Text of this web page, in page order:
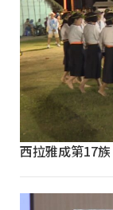
西拉雅成第17